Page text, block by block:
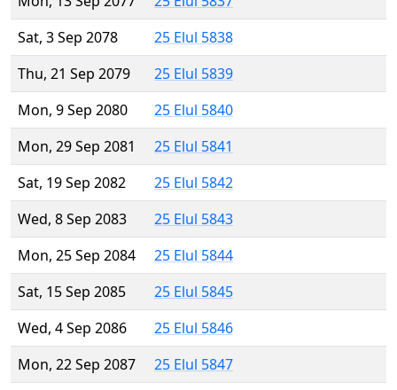
Sat, 3 Sep 2078
25 Elul 5838
Thu, 21 Sep 2079
25 Elul 5839
Mon, 9 Sep 2080
25 Elul 5840
Mon, 29 Sep 2081
25 Elul 5841
Sat, 19 Sep 2082
25 Elul 5842
Wed, 8 Sep 2083
25 Elul 5843
Mon, 25 Sep 2084
25 Elul 5844
Sat, 15 Sep 2085
25 Elul 5845
Wed, 4 Sep 2086
25 Elul 5846
Mon, 22 Sep 2087
25 Elul 5847